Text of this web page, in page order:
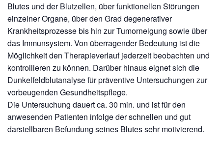
Blutes und der Blutzellen, über funktionellen Störungen
einzelner Organe, über den Grad degenerativer
Krankheitsprozesse bis hin zur Tumorneigung sowie über
das Immunsystem. Von überragender Bedeutung ist die
Möglichkeit den Therapieverlauf jederzeit beobachten und
kontrollieren zu können. Darüber hinaus eignet sich die
Dunkelfeldblutanalyse für präventive Untersuchungen zur
vorbeugenden Gesundheitspflege.
Die Untersuchung dauert ca. 30 min. und ist für den
anwesenden Patienten infolge der schnellen und gut
darstellbaren Befundung seines Blutes sehr motivierend.